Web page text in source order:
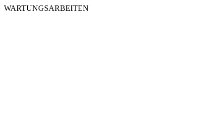
WARTUNGSARBEITEN